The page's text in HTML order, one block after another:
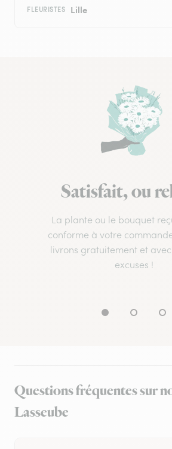
FLEURISTES Lille
Satisfait, ou
La plante ou le bouquet
conforme à votre
livrons gratuitement et
excuses !
Questions fréquentes sur
Lasseube